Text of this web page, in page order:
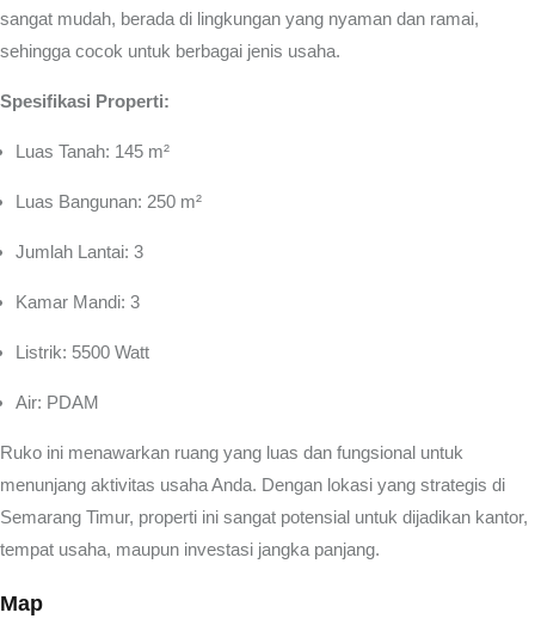
sangat mudah, berada di lingkungan yang nyaman dan ramai,
sehingga cocok untuk berbagai jenis usaha.
Spesifikasi Properti:
Luas Tanah: 145 m²
Luas Bangunan: 250 m²
Jumlah Lantai: 3
Kamar Mandi: 3
Listrik: 5500 Watt
Air: PDAM
Ruko ini menawarkan ruang yang luas dan fungsional untuk
menunjang aktivitas usaha Anda. Dengan lokasi yang strategis di
Semarang Timur, properti ini sangat potensial untuk dijadikan kantor,
tempat usaha, maupun investasi jangka panjang.
Map